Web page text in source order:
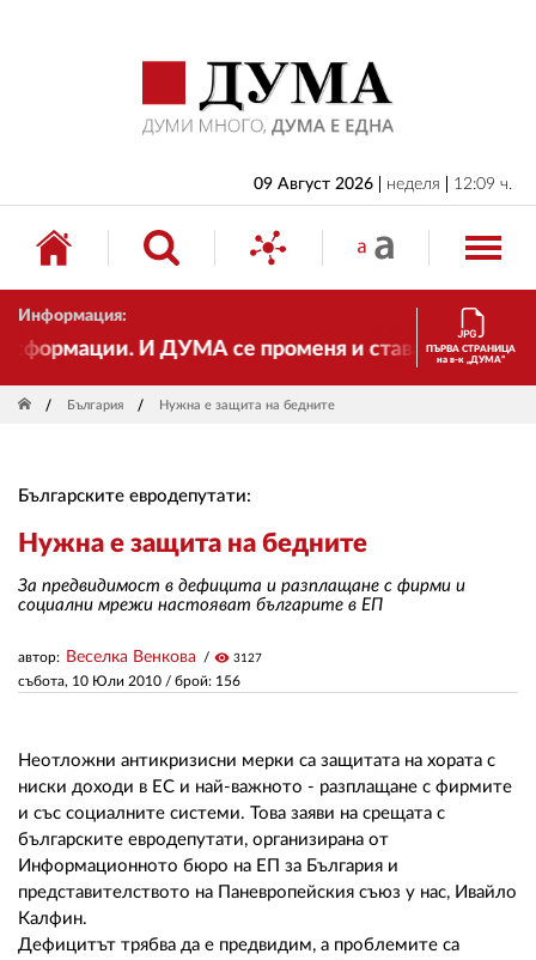
09 Август 2026 неделя 12:09 ч.
Информация:
И ДУМА се променя и става
ПЪРВА СТРАНИЦА
на в-к „ДУМА“
България Нужна е защита на бедните
Българските евродепутати:
Нужна е защита на бедните
За предвидимост в дефицита и разплащане с фирми и
социални мрежи настояват българите в ЕП
събота, 10 Юли 2010 / брой: 156
автор: Веселка Венкова visibility 3127
Неотложни антикризисни мерки са защитата на хората с
ниски доходи в ЕС и най-важното - разплащане с фирмите
и със социалните системи. Това заяви на срещата с
българските евродепутати, организирана от
Информационното бюро на ЕП за България и
представителството на Паневропейския съюз у нас, Ивайло
Калфин.
Дефицитът трябва да е предвидим, а проблемите са
БЪЛГАРИЯ
ИКОНОМИКА
ИЗБОРИ
СВЯТ
ЗА НАС
РЕДАКЦИЯ
РЕКЛАМА
АБОНАМЕНТ
УСЛОВИЯ ЗА ПОЛЗВАНЕ
ПОЛИТИКА ЗА БИСКВИТКИТЕ